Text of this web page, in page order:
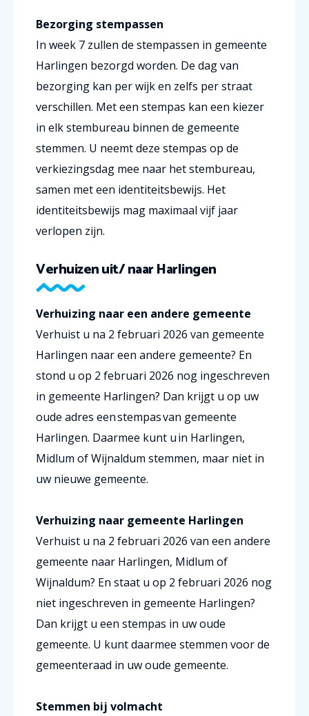
Bezorging stempassen
In week 7 zullen de stempassen in gemeente
Harlingen bezorgd worden. De dag van
bezorging kan per wijk en zelfs per straat
verschillen. Met een stempas kan een kiezer
in elk stembureau binnen de gemeente
stemmen. U neemt deze stempas op de
verkiezingsdag mee naar het stembureau,
samen met een identiteitsbewijs. Het
identiteitsbewijs mag maximaal vijf jaar
verlopen zijn.
Verhuizen uit/ naar Harlingen
Verhuizing naar een andere gemeente
Verhuist u na 2 februari 2026 van gemeente
Harlingen naar een andere gemeente? En
stond u op 2 februari 2026 nog ingeschreven
in gemeente Harlingen? Dan krijgt u op uw
oude adres een stempas van gemeente
Harlingen. Daarmee kunt u in Harlingen,
Midlum of Wijnaldum stemmen, maar niet in
uw nieuwe gemeente.
Verhuizing naar gemeente Harlingen
Verhuist u na 2 februari 2026 van een andere
gemeente naar Harlingen, Midlum of
Wijnaldum? En staat u op 2 februari 2026 nog
niet ingeschreven in gemeente Harlingen?
Dan krijgt u een stempas in uw oude
gemeente. U kunt daarmee stemmen voor de
gemeenteraad in uw oude gemeente.
Stemmen bij volmacht